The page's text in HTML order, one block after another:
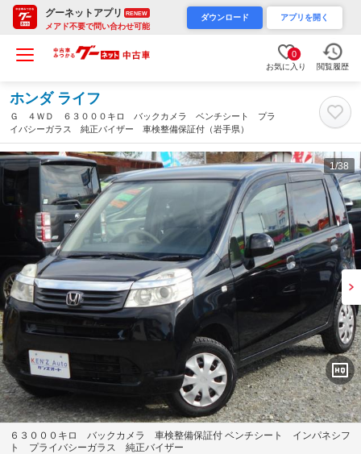
グーネットアプリ RENEW
メアド不要で問い合わせ可能
ダウンロード アプリを開く
0
お気に入り 閲覧履歴
ホンダ ライフ
Ｇ ４ＷＤ ６３０００キロ バックカメラ ベンチシート プラ
イバシーガラス 純正バイザー 車検整備保証付（岩手県）
1/38
６３０００キロ バックカメラ 車検整備保証付 ベンチシート インパネシフ
ト プライバシーガラス 純正バイザー